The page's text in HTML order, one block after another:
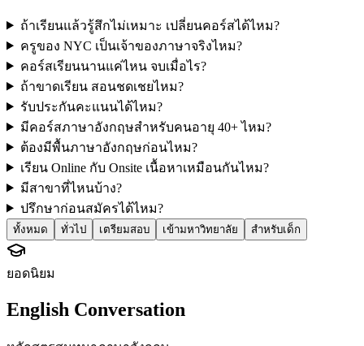
ถ้าเรียนแล้วรู้สึกไม่เหมาะ เปลี่ยนคอร์สได้ไหม?
ครูของ NYC เป็นเจ้าของภาษาจริงไหม?
คอร์สเรียนนานแค่ไหน จบเมื่อไร?
ถ้าขาดเรียน สอนชดเชยไหม?
รับประกันคะแนนได้ไหม?
มีคอร์สภาษาอังกฤษสำหรับคนอายุ 40+ ไหม?
ต้องมีพื้นภาษาอังกฤษก่อนไหม?
เรียน Online กับ Onsite เนื้อหาเหมือนกันไหม?
มีสาขาที่ไหนบ้าง?
ปรึกษาก่อนสมัครได้ไหม?
ทั้งหมด ทั่วไป เตรียมสอบ เข้ามหาวิทยาลัย สำหรับเด็ก
ยอดนิยม
English Conversation